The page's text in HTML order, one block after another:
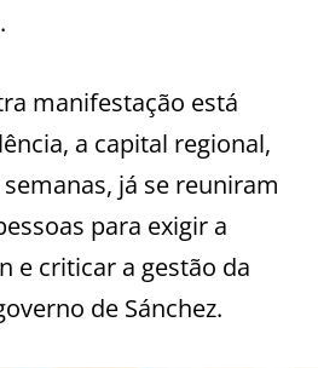
manifestação está
a capital regional,
já se reuniram
para exigir a
e criticar a gestão da
de Sánchez.